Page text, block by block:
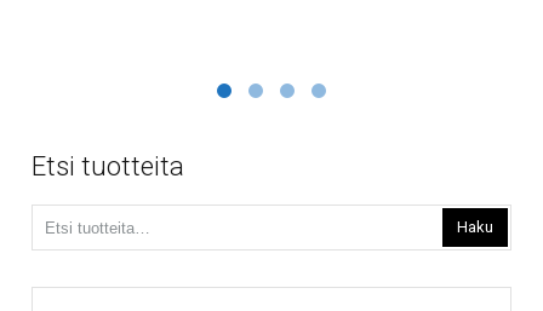
Etsi tuotteita
Haku